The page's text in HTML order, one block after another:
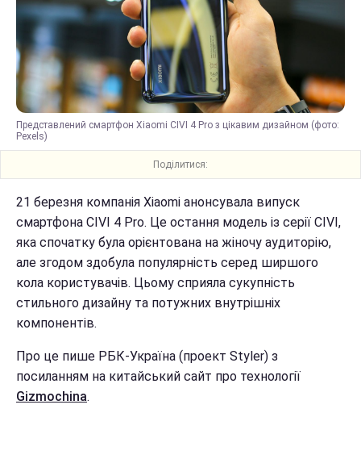
Представлений смартфон Xiaomi CIVI 4 Pro з цікавим дизайном (фото:
Pexels)
Поділитися:
21 березня компанія Xiaomi анонсувала випуск
смартфона CIVI 4 Pro. Це остання модель із серії CIVI,
яка спочатку була орієнтована на жіночу аудиторію,
але згодом здобула популярність серед ширшого
кола користувачів. Цьому сприяла сукупність
стильного дизайну та потужних внутрішніх
компонентів.
Про це пише РБК-Україна (проект Styler) з
посиланням на китайський сайт про технології
Gizmochina.